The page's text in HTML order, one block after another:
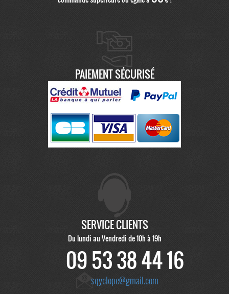
PAIEMENT SÉCURISÉ
SERVICE CLIENTS
Du lundi au Vendredi de 10h à 19h
09 53 38 44 16
sqyclope@gmail.com